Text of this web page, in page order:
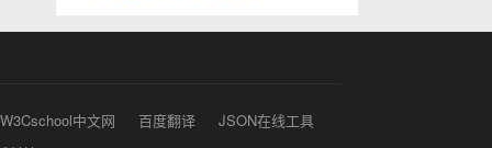
W3Cschool中文网 百度翻译
JSON在线工具